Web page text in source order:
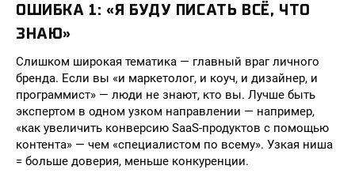
ОШИБКА 1: «Я БУДУ ПИСАТЬ ВСЁ, ЧТО
ЗНАЮ»
Слишком широкая тематика — главный враг личного
бренда. Если вы «и маркетолог, и коуч, и дизайнер, и
программист» — люди не знают, кто вы. Лучше быть
экспертом в одном узком направлении — например,
«как увеличить конверсию SaaS-продуктов с помощью
контента» — чем «специалистом по всему». Узкая ниша
= больше доверия, меньше конкуренции.